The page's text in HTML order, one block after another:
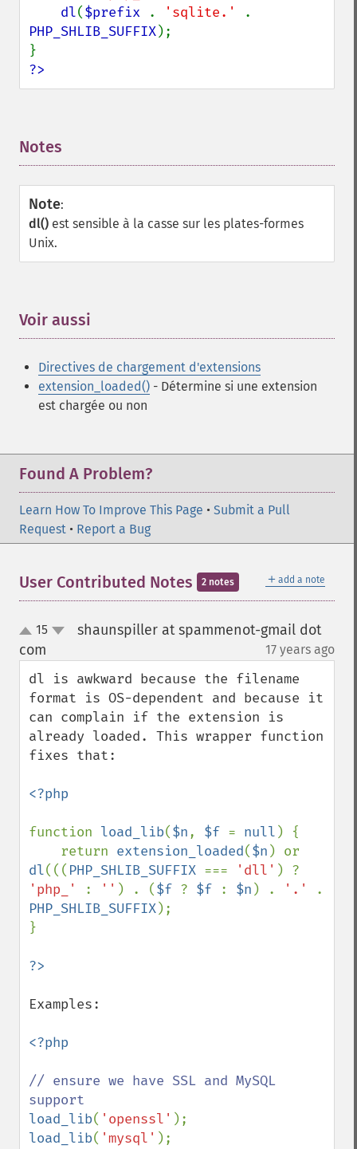
dl($prefix . 'sqlite.'
PHP_SHLIB_SUFFIX);
?>
Notes
Note:
dl() est sensible à la casse sur les plates-formes
Unix.
Voir aussi
Directives de chargement d'extensions
extension_loaded() - Détermine si une extension
est chargée ou non
Found A Problem?
Learn How To Improve This Page • Submit a Pull
Request • Report a Bug
＋ add a note
User Contributed Notes 2 notes
up15
shaunspiller at spammenot-gmail dot
com
17 years ago
dl is awkward because the filename
format is OS-dependent and because it
can complain if the extension is
already loaded. This wrapper function
fixes that:
<?php
function load_lib($n, $f = null ) {
    return
extension_loaded($n
dl((( PHP_SHLIB_SUFFIX === 'dll'
'php_'
: '' ) . ($f ? $f : $n ) . '.'
PHP_SHLIB_SUFFIX);
}
Examples:
<?php
// ensure we have SSL and MySQL
load_lib( 'openssl'
load_lib( 'mysql' );